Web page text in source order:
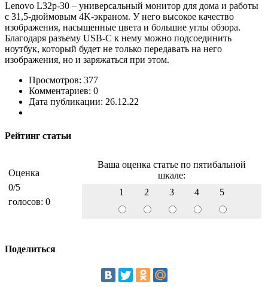
Lenovo L32p-30 – универсальный монитор для дома и работы
с 31,5-дюймовым 4K-экраном. У него высокое качество
изображения, насыщенные цвета и большие углы обзора.
Благодаря разъему USB-C к нему можно подсоединить
ноутбук, который будет не только передавать на него
изображения, но и заряжаться при этом.
Просмотров: 377
Комментариев: 0
Дата публикации: 26.12.22
Рейтинг статьи
Оценка
0/5
голосов: 0
Ваша оценка статье по пятибальной
шкале:
1
2 3 4 5
Поделиться